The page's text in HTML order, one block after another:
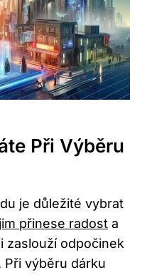
Při Výběru
je důležité vybrat
přinese radost a
zaslouží odpočinek
Při výběru dárku